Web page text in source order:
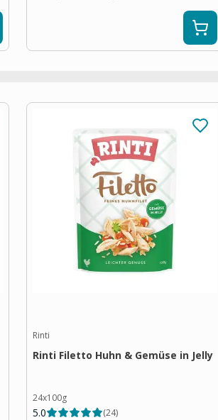
Rinti
Rinti Filetto Huhn & Gemüse in Jelly
24x100g
5.0 (24)